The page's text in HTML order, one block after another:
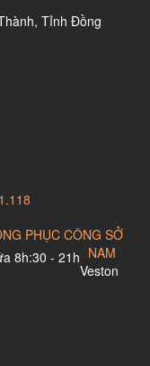
Tỉnh Đồng
8h:30 - 21h
PHỤC CÔNG SỞ
NAM
Veston